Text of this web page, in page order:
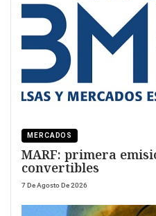
MERCADOS
MARF: primera
convertibles
7 De Agosto De 2026